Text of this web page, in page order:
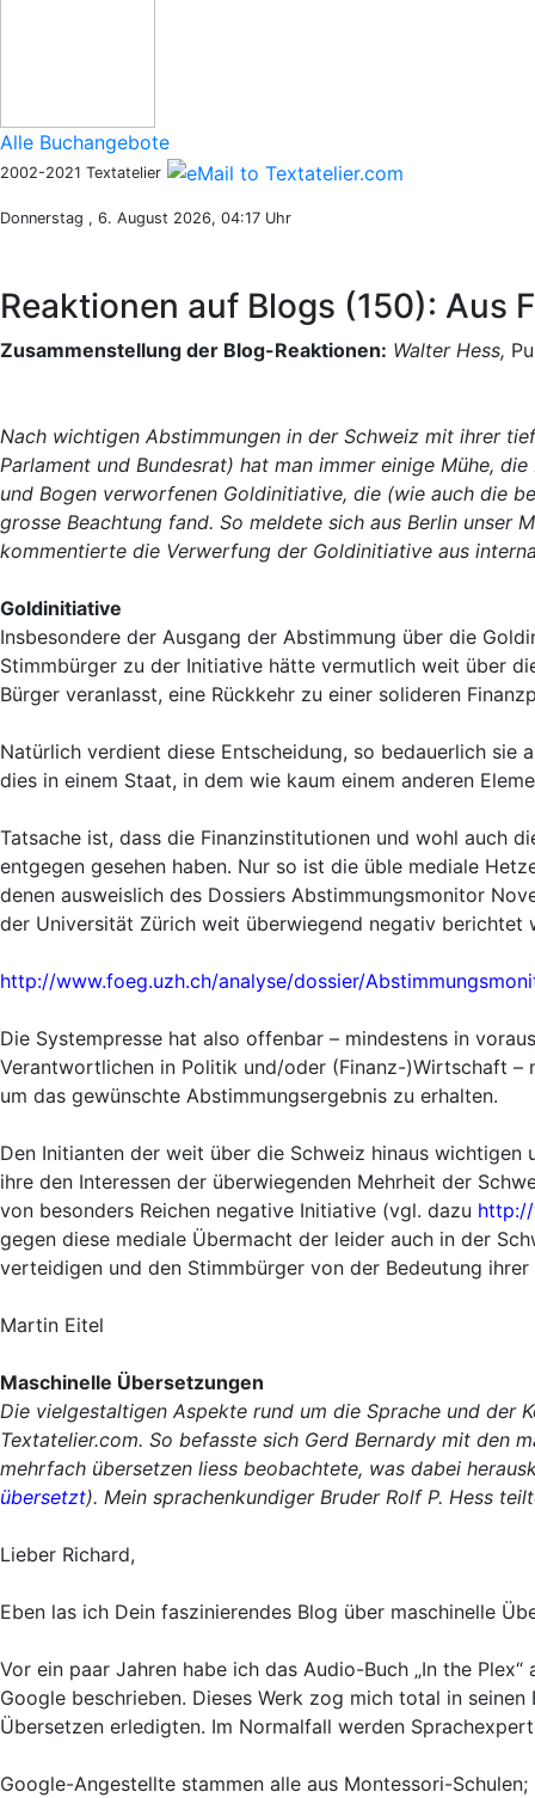
Alle Buchangebote
2002-2021 Textatelier
Donnerstag , 6. August 2026, 04:17 Uhr
Reaktionen auf Blogs (150): Aus
Zusammenstellung der Blog-Reaktionen: Walter Hess,
Nach wichtigen Abstimmungen in der Schweiz mit ihrer
Parlament und Bundesrat) hat man immer einige Mühe,
und Bogen verworfenen Goldinitiative, die (wie auch die
grosse Beachtung fand. So meldete sich aus Berlin unser
kommentierte die Verwerfung der Goldinitiative aus
Goldinitiative
Insbesondere der Ausgang der Abstimmung über die
Stimmbürger zu der Initiative hätte vermutlich weit über
Bürger veranlasst, eine Rückkehr zu einer solideren
Natürlich verdient diese Entscheidung, so bedauerlich
dies in einem Staat, in dem wie kaum einem anderen
Tatsache ist, dass die Finanzinstitutionen und wohl auch
entgegen gesehen haben. Nur so ist die üble mediale
denen ausweislich des Dossiers Abstimmungsmonitor
der Universität Zürich weit überwiegend negativ berichtet
http://www.foeg.uzh.ch/analyse/dossier/
Die Systempresse hat also offenbar – mindestens in
Verantwortlichen in Politik und/oder (Finanz-)Wirtschaft
um das gewünschte Abstimmungsergebnis zu erhalten.
Den Initianten der weit über die Schweiz hinaus
ihre den Interessen der überwiegenden Mehrheit der
von besonders Reichen negative Initiative (vgl. dazu
gegen diese mediale Übermacht der leider auch in der
verteidigen und den Stimmbürger von der Bedeutung
Martin Eitel
Maschinelle Übersetzungen
Die vielgestaltigen Aspekte rund um die Sprache und der
Textatelier.com. So befasste sich Gerd Bernardy mit den
mehrfach übersetzen liess beobachtete, was dabei
übersetzt). Mein sprachenkundiger Bruder Rolf P. Hess
Lieber Richard,
Eben las ich Dein faszinierendes Blog über maschinelle
Vor ein paar Jahren habe ich das Audio-Buch „In the
Google beschrieben. Dieses Werk zog mich total in
Übersetzen erledigten. Im Normalfall werden
Google-Angestellte stammen alle aus Montessori-